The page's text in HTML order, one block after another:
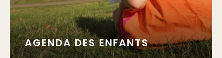
AGENDA DES ENFANTS